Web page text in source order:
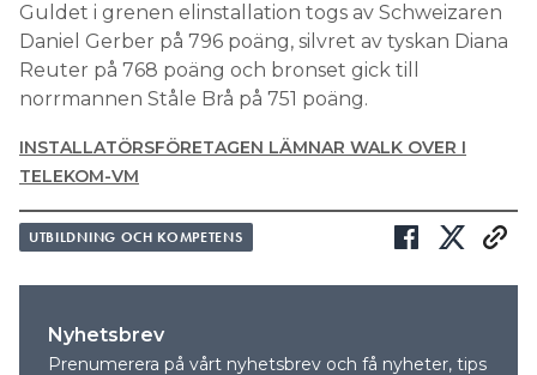
Guldet i grenen elinstallation togs av Schweizaren
Daniel Gerber på 796 poäng, silvret av tyskan Diana
Reuter på 768 poäng och bronset gick till
norrmannen Ståle Brå på 751 poäng.
INSTALLATÖRSFÖRETAGEN LÄMNAR WALK OVER I
TELEKOM-VM
UTBILDNING OCH KOMPETENS
Nyhetsbrev
Prenumerera på vårt nyhetsbrev och få nyheter, tips